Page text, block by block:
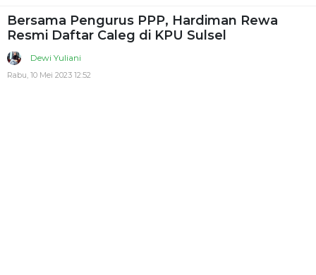
Bersama Pengurus PPP, Hardiman Rewa
Resmi Daftar Caleg di KPU Sulsel
Dewi Yuliani
Rabu, 10 Mei 2023 12:52